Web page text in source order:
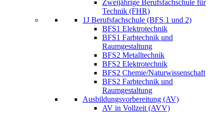
Zweijährige Berufsfachschule für
Technik (FHR)
1J Berufsfachschule (BFS 1 und 2)
BFS1 Elektrotechnik
BFS1 Farbtechnik und
Raumgestaltung
BFS2 Metalltechnik
BFS2 Elektrotechnik
BFS2 Chemie/Naturwissenschaft
BFS2 Farbtechnik und
Raumgestaltung
Ausbildungsvorbereitung (AV)
AV in Vollzeit (AVV)